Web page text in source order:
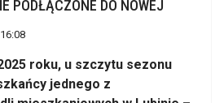
PODŁĄCZONE DO NOWEJ
roku, u szczytu sezonu
jednego z